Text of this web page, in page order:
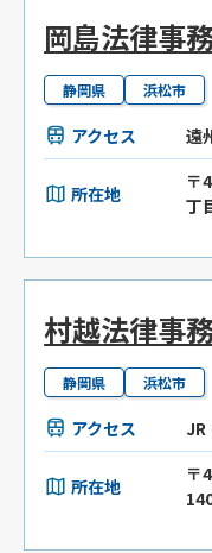
岡島法律事
静岡県 浜松市
アクセス 遠
所在地
〒
丁
村越法律事
静岡県 浜松市
アクセス JR
所在地
〒